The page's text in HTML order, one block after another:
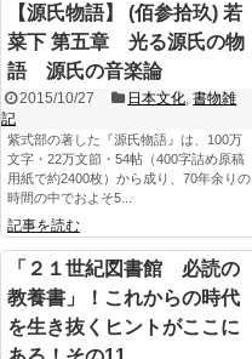
【源氏物語】 (佰参拾玖) 若
菜下 第五章 光る源氏の物
語 源氏の音楽論
2015/10/27 日本文化 ,書物雑
記
紫式部の著した『源氏物語』は、100万
文字・22万文節・54帖（400字詰め原稿
用紙で約2400枚）から成り、70年余りの
時間の中でおよそ5...
記事を読む
「２１世紀図書館 必読の
教養書」！これからの時代
を生き抜くヒントがここに